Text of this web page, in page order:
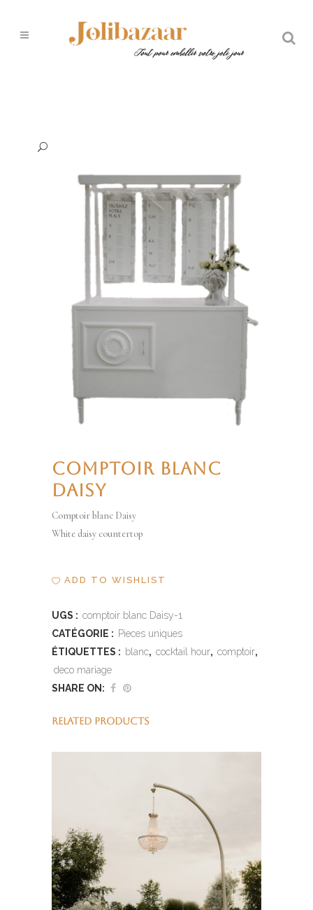
COMPTOIR BLANC
DAISY
Comptoir blanc Daisy
White daisy countertop
ADD TO WISHLIST
UGS : comptoir blanc Daisy-1
CATÉGORIE : Pieces uniques
ÉTIQUETTES : blanc, cocktail hour, comptoir,
deco mariage
SHARE ON:
RELATED PRODUCTS